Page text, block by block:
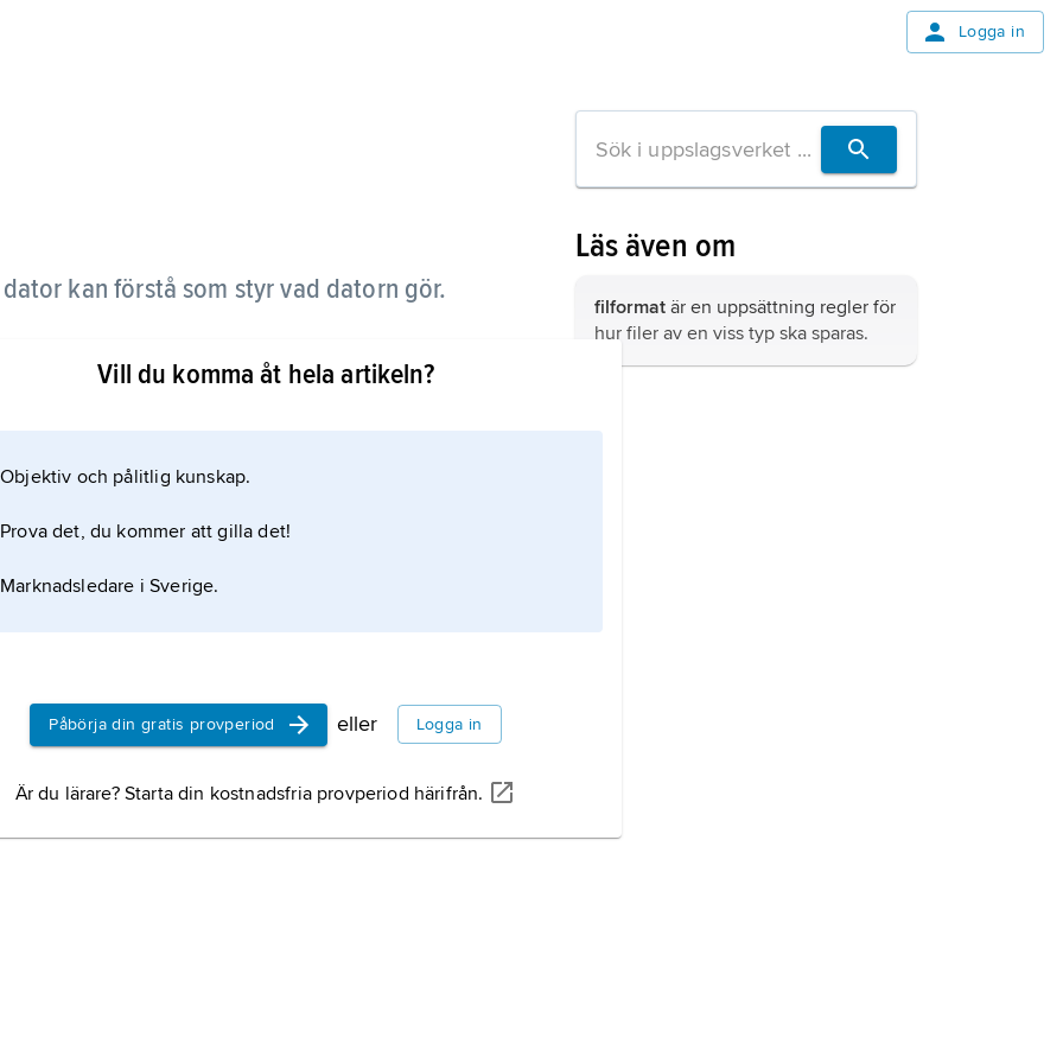
Logga in
kan förstå som styr vad datorn gör.
Vill du komma åt hela artikeln?
Objektiv och pålitlig kunskap.
Prova det, du kommer att gilla det!
Marknadsledare i Sverige.
Påbörja din gratis provperiod eller Logga in
Är du lärare? Starta din kostnadsfria provperiod härifrån.
Läs även om
filformatär en uppsättning regler för
hur filer av en viss typ ska sparas.